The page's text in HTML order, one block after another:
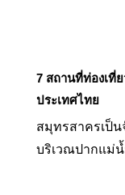
7 สถานที่ท่องเที่
ประเทศไทย
สมุทรสาครเป็น
บริเวณปากแม่น้